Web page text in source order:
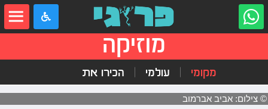
מוזיקה
מקומי עולמי הכירו את
© צילום: אביב אברמוב